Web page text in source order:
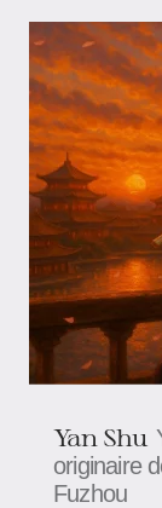
Yan Shu
originaire
Fuzhou